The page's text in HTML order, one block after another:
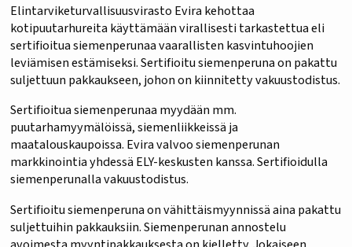
Elintarviketurvallisuusvirasto Evira kehottaa
kotipuutarhureita käyttämään virallisesti tarkastettua eli
sertifioitua siemenperunaa vaarallisten kasvintuhoojien
leviämisen estämiseksi. Sertifioitu siemenperuna on pakattu
suljettuun pakkaukseen, johon on kiinnitetty vakuustodistus.
Sertifioitua siemenperunaa myydään mm.
puutarhamyymälöissä, siemenliikkeissä ja
maatalouskaupoissa. Evira valvoo siemenperunan
markkinointia yhdessä ELY-keskusten kanssa. Sertifioidulla
siemenperunalla vakuustodistus.
Sertifioitu siemenperuna on vähittäismyynnissä aina pakattu
suljettuihin pakkauksiin. Siemenperunan annostelu